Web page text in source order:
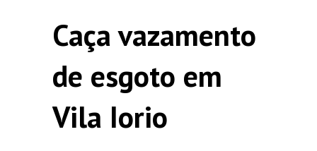
Caça vazamento
de esgoto em
Vila Iorio